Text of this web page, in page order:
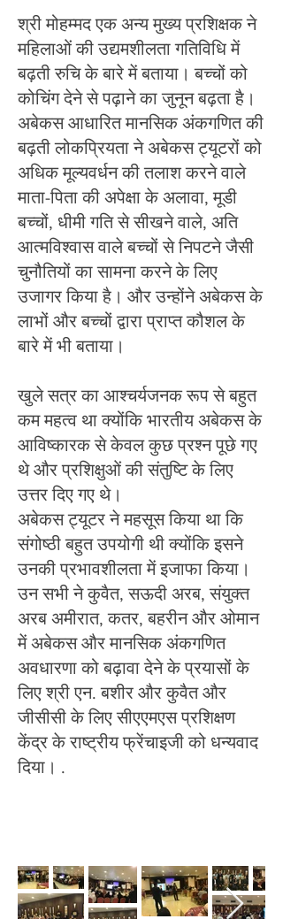
श्री मोहम्मद एक अन्य मुख्य प्रशिक्षक ने
महिलाओं की उद्यमशीलता गतिविधि में
बढ़ती रुचि के बारे में बताया। बच्चों को
कोचिंग देने से पढ़ाने का जुनून बढ़ता है।
अबेकस आधारित मानसिक अंकगणित की
बढ़ती लोकप्रियता ने अबेकस ट्यूटरों को
अधिक मूल्यवर्धन की तलाश करने वाले
माता-पिता की अपेक्षा के अलावा, मूडी
बच्चों, धीमी गति से सीखने वाले, अति
आत्मविश्वास वाले बच्चों से निपटने जैसी
चुनौतियों का सामना करने के लिए
उजागर किया है। और उन्होंने अबेकस के
लाभों और बच्चों द्वारा प्राप्त कौशल के
बारे में भी बताया।
खुले सत्र का आश्चर्यजनक रूप से बहुत
कम महत्व था क्योंकि भारतीय अबेकस के
आविष्कारक से केवल कुछ प्रश्न पूछे गए
थे और प्रशिक्षुओं की संतुष्टि के लिए
उत्तर दिए गए थे।
अबेकस ट्यूटर ने महसूस किया था कि
संगोष्ठी बहुत उपयोगी थी क्योंकि इसने
उनकी प्रभावशीलता में इजाफा किया।
उन सभी ने कुवैत, सऊदी अरब, संयुक्त
अरब अमीरात, कतर, बहरीन और ओमान
में अबेकस और मानसिक अंकगणित
अवधारणा को बढ़ावा देने के प्रयासों के
लिए श्री एन. बशीर और कुवैत और
जीसीसी के लिए सीएएमएस प्रशिक्षण
केंद्र के राष्ट्रीय फ्रेंचाइजी को धन्यवाद
दिया। .